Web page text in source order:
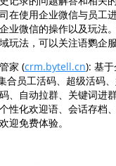
在使用企业微信与员工
业微信的操作以及玩法
玩法，可以关注语鹦企服
家 (crm.bytell.cn): 基
合员工活码、超级活码
、自动拉群、关键词进
性化欢迎语、会话存档
迎免费体验。